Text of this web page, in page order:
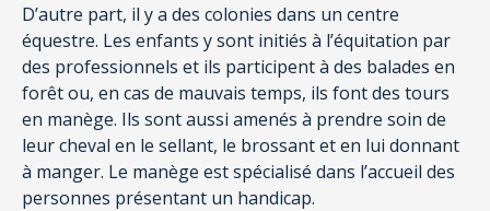
D’autre part, il y a des colonies dans un centre
équestre. Les enfants y sont initiés à l’équitation par
des professionnels et ils participent à des balades en
forêt ou, en cas de mauvais temps, ils font des tours
en manège. Ils sont aussi amenés à prendre soin de
leur cheval en le sellant, le brossant et en lui donnant
à manger. Le manège est spécialisé dans l’accueil des
personnes présentant un handicap.